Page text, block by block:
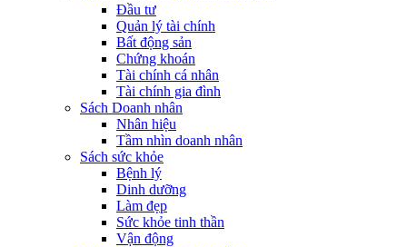
Đầu tư
Quản lý tài chính
Bất động sản
Chứng khoán
Tài chính cá nhân
Tài chính gia đình
Sách Doanh nhân
Nhân hiệu
Tầm nhìn doanh nhân
Sách sức khỏe
Bệnh lý
Dinh dưỡng
Làm đẹp
Sức khỏe tinh thần
Vận động